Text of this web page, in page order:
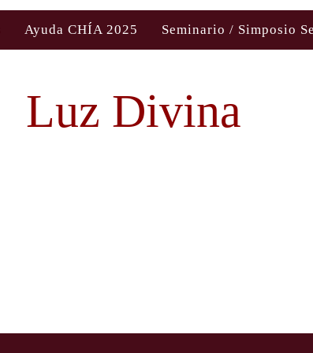
Ayuda CHÍA 2025 Seminario / Simposio
Luz Divina